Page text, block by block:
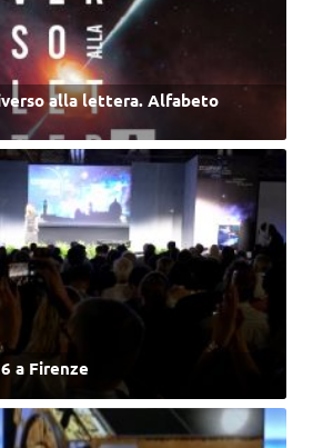
alla lettera. Alfabeto
a Firenze